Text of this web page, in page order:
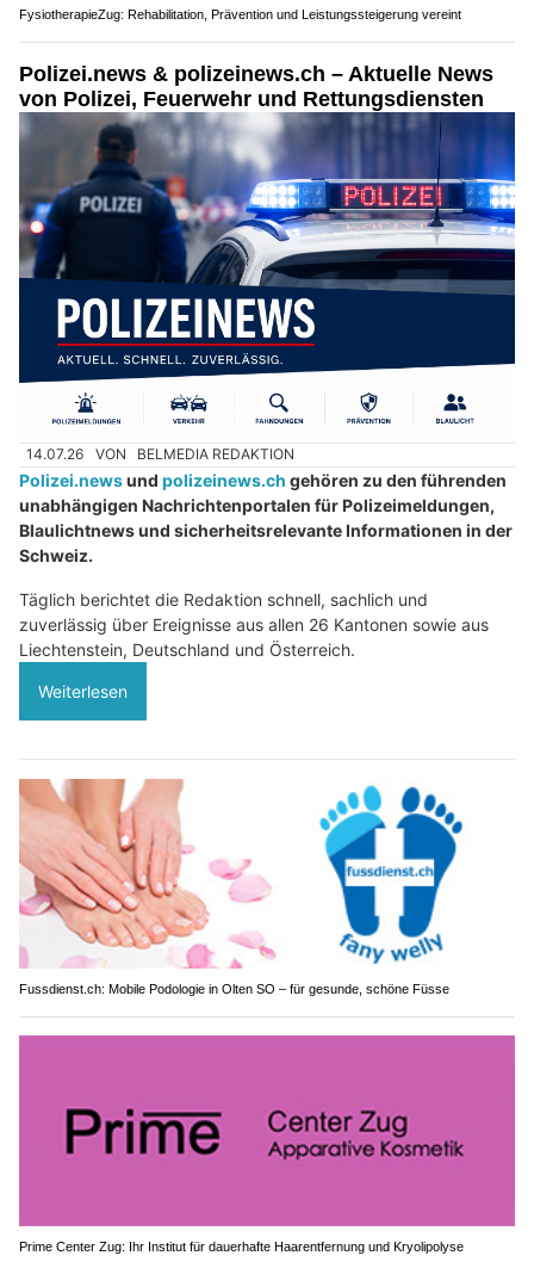
FysiotherapieZug: Rehabilitation, Prävention und Leistungssteigerung vereint
Polizei.news & polizeinews.ch – Aktuelle News
von Polizei, Feuerwehr und Rettungsdiensten
14.07.26 VON BELMEDIA REDAKTION
Polizei.newsund polizeinews.ch gehören zu den führenden
unabhängigen Nachrichtenportalen für Polizeimeldungen,
Blaulichtnews und sicherheitsrelevante Informationen in der
Schweiz.
Täglich berichtet die Redaktion schnell, sachlich und
zuverlässig über Ereignisse aus allen 26 Kantonen sowie aus
Liechtenstein, Deutschland und Österreich.
Weiterlesen
Fussdienst.ch: Mobile Podologie in Olten SO – für gesunde, schöne Füsse
Prime Center Zug: Ihr Institut für dauerhafte Haarentfernung und Kryolipolyse